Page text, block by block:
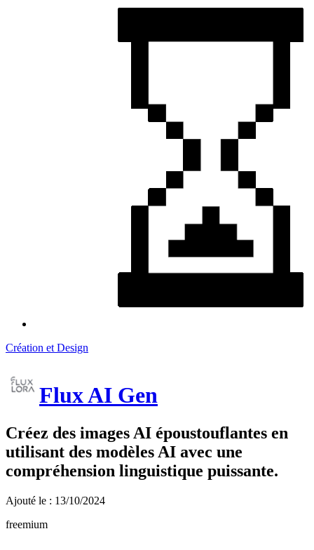
Création et Design
Flux AI Gen
Créez des images AI époustouflantes en
utilisant des modèles AI avec une
compréhension linguistique puissante.
Ajouté le : 13/10/2024
freemium